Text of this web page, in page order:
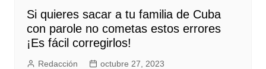
Si quieres sacar a tu familia de Cuba
con parole no cometas estos errores
¡Es fácil corregirlos!
Redacción octubre 27, 2023